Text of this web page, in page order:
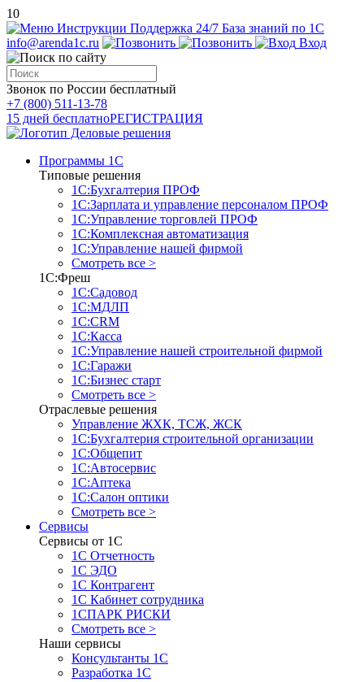
10
Инструкции Поддержка 24/7 База знаний по 1С
info@arenda1c.ru
Вход
Звонок по России бесплатный
+7 (800) 511-13-78
15 дней бесплатноРЕГИСТРАЦИЯ
Программы 1С
Типовые решения
1С:Бухгалтерия ПРОФ
1С:Зарплата и управление персоналом ПРОФ
1С:Управление торговлей ПРОФ
1С:Комплексная автоматизация
1С:Управление нашей фирмой
Смотреть все >
1С:Фреш
1С:Садовод
1С:МДЛП
1С:CRM
1С:Касса
1С:Управление нашей строительной фирмой
1С:Гаражи
1С:Бизнес старт
Смотреть все >
Отраслевые решения
Управление ЖХК, ТСЖ, ЖСК
1С:Бухгалтерия строительной организации
1С:Общепит
1С:Автосервис
1С:Аптека
1С:Салон оптики
Смотреть все >
Сервисы
Сервисы от 1С
1С Отчетность
1С ЭДО
1С Контрагент
1С Кабинет сотрудника
1СПАРК РИСКИ
Смотреть все >
Наши сервисы
Консультанты 1С
Разработка 1С